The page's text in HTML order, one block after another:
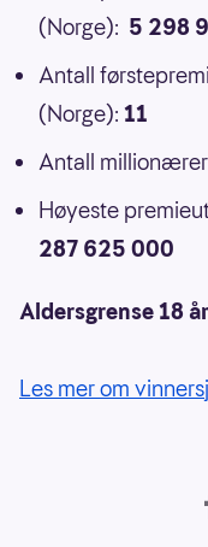
(Norge): 5 298
Antall
(Norge): 11
Antall
Høyeste
287 625 000
Aldersgrense 18 år
Les mer om